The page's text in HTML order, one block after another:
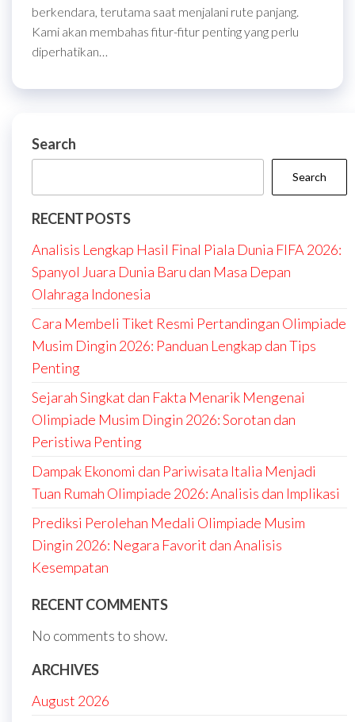
berkendara, terutama saat menjalani rute panjang.
Kami akan membahas fitur-fitur penting yang perlu
diperhatikan…
Search
Search
RECENT POSTS
Analisis Lengkap Hasil Final Piala Dunia FIFA 2026:
Spanyol Juara Dunia Baru dan Masa Depan
Olahraga Indonesia
Cara Membeli Tiket Resmi Pertandingan Olimpiade
Musim Dingin 2026: Panduan Lengkap dan Tips
Penting
Sejarah Singkat dan Fakta Menarik Mengenai
Olimpiade Musim Dingin 2026: Sorotan dan
Peristiwa Penting
Dampak Ekonomi dan Pariwisata Italia Menjadi
Tuan Rumah Olimpiade 2026: Analisis dan Implikasi
Prediksi Perolehan Medali Olimpiade Musim
Dingin 2026: Negara Favorit dan Analisis
Kesempatan
RECENT COMMENTS
No comments to show.
ARCHIVES
August 2026